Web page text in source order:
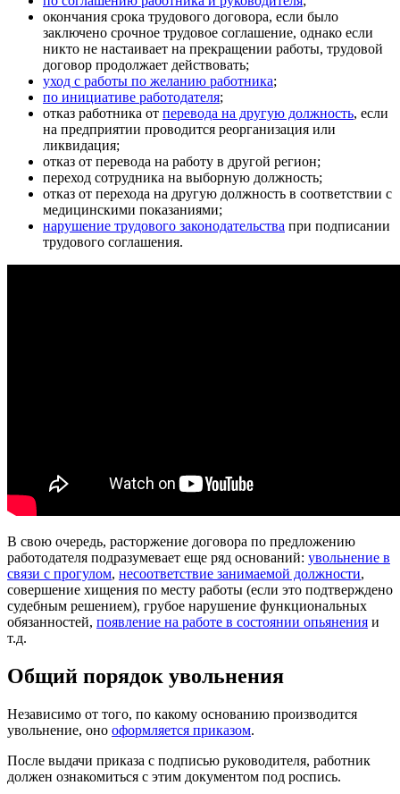
окончания срока трудового договора, если было
заключено срочное трудовое соглашение, однако если
никто не настаивает на прекращении работы, трудовой
договор продолжает действовать;
уход с работы по желанию работника;
по инициативе работодателя;
отказ работника от перевода на другую должность, если
на предприятии проводится реорганизация или
ликвидация;
отказ от перевода на работу в другой регион;
переход сотрудника на выборную должность;
отказ от перехода на другую должность в соответствии с
медицинскими показаниями;
нарушение трудового законодательства при подписании
трудового соглашения.
В свою очередь, расторжение договора по предложению
работодателя подразумевает еще ряд оснований: увольнение в
связи с прогулом, несоответствие занимаемой должности,
совершение хищения по месту работы (если это подтверждено
судебным решением), грубое нарушение функциональных
обязанностей, появление на работе в состоянии опьянения и
т.д.
Общий порядок увольнения
Независимо от того, по какому основанию производится
увольнение, оно оформляется приказом.
После выдачи приказа с подписью руководителя, работник
должен ознакомиться с этим документом под роспись.